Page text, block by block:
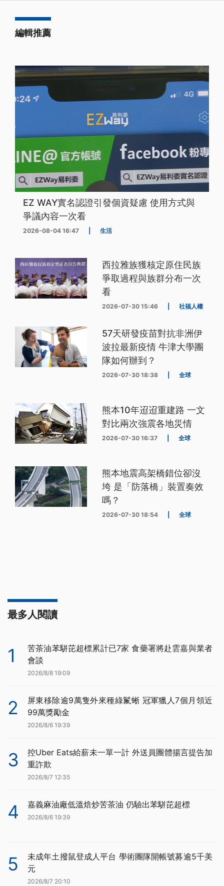
編輯推薦
EZ WAY實名認證引發個資疑慮 使用方式與
爭議內容一次看
2026-08-04 16:47 生活
西拉雅族獲核定原住民族
爭取過程與族群分布一次
看
2026-07-30 15:46 社福人權
57天研發疫苗對抗非洲伊
波拉最新疫情 牛津大學團
隊如何辦到？
2026-07-30 18:38 全球
熊本10年迢迢重建路 一文
對比兩次強震各地災情
2026-07-30 16:37 全球
熊本地震高架橋錯位卻沒
垮 是「防落橋」裝置奏效
嗎？
2026-07-30 18:54 全球
最多人閱讀
1
苦茶油苯駢芘超標累計已7家 食藥署將赴雲嘉與業者
會談
2026/8/8 19:09
2
屏東移除逾9萬隻外來種綠鬣蜥 冠軍獵人7個月領近
99萬獎勵金
2026/8/6 19:39
3
控Uber Eats給薪未一單一計 外送員團體揚言提告加
重詐欺
2026/8/7 12:35
4 嘉義麻油廠低溫焙炒苦茶油 仍驗出苯駢芘超標
2026/8/6 19:39
5
未成年土撥鼠登成人平台 學術團隊開帳號募逾5千美
元
2026/8/7 20:10